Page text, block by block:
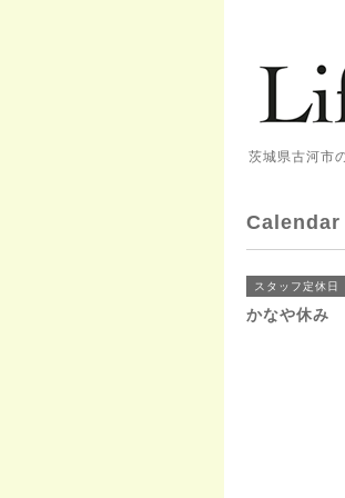
茨城県古河市
Calendar
スタッフ定休日
かなや休み